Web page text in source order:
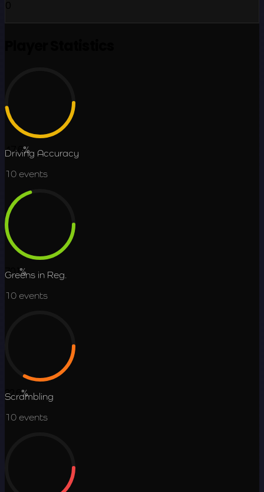
47.6%
Driving Accuracy
10 events
70.1%
Greens in Reg.
10 events
32.6%
Scrambling
10 events